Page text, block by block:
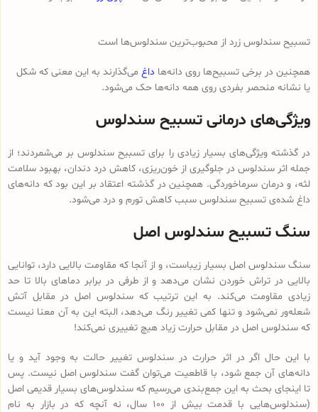
تسبیح سندلوس زرد از محبوب‌ترین سندلوس‌ها است
همچنین در برخی تسبیح‌ها روی دانه‌ها داغ می‌گذارند به این معنی که شکل
یا نشانه منحصر بفردی روی همه دانه‌ها حک می‌شود.
ویژگی‌های درمانی تسبیح سندلوس
در گذشته ویژگی‌های بسیار زیادی را برای تسبیح سندلوس بر می‌شمردند؛ از
جمله اثر سندلوس در جلوگیری از خون‌ریزی، کاهش درد دندان، بهبود سلامت
لثه، و درمان سرماخوردگی. همچنین در گذشته اعتقاد بر این بود که دانه‌های
داغ شده‌ی تسبیح سندلوس سبب کاهش تورم و درد می‌شود.
سنگ تسبیح سندلوس اصل
سنگ سندلوس اصل بسیار زیباست، و از آنجا که مقاومت بالایی دارد، توانایی
بالایی در تراش خوردن نشان می‌دهد و از طرفی در برابر دماهای بالا تا حد
زیادی مقاومت می‌کند. به این ترتیب که سندلوس اصل در مقابل آتش
شعله‌ور نمی‌شود و تنها کمی تغییر رنگ می‌دهد، البته این به آن معنا نیست
که سندلوس اصل در مقابل حرارت زیاد هیچ تغییری نمی‌کند!
با این حال اگر در اثر حرارت در سندلوس تغییر حالت به وجود آید و یا
دانه‌های آن جمع شود، با قاطعیت می‌توان گفت سندلوس اصل نیست. پس
تا اینجای بحث به این جمع‌بندی می‌رسیم که سندلوس‌های بسیار قدیمی اصل
(سندلوس‌هایی با قدمت بیش از 100 سال، نه آنچه که در بازار به نام